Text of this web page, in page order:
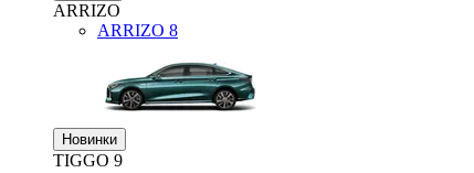
ARRIZO
ARRIZO 8
Новинки
TIGGO 9